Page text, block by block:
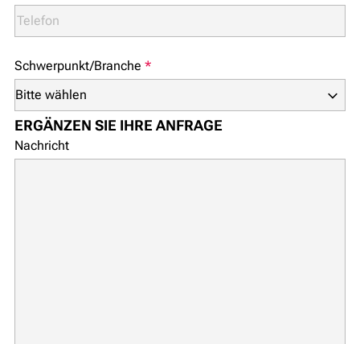
Schwerpunkt/Branche *
ERGÄNZEN SIE IHRE ANFRAGE
Nachricht